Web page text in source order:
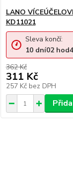
LANO
KD11021
362 Kč
311 Kč
257 Kč bez DPH
Sleva končí:
10 dní02hod